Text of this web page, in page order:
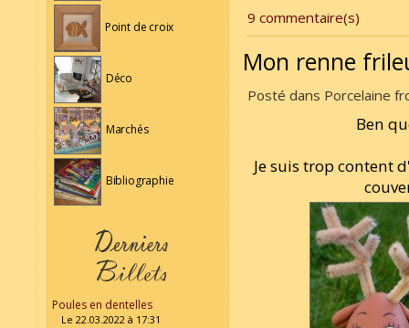
Point de croix
Déco
Marchés
Bibliographie
Poules en dentelles
Le 22.03.2022 à 17:31
9 commentaire(s)
Mon renne
Posté dans Porcelaine
Ben
Je suis trop content